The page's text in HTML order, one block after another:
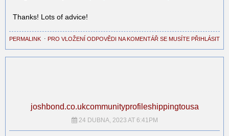
Thanks! Lots of advice!
PERMALINK ⋅ PRO VLOŽENÍ ODPOVĚDI NA KOMENTÁŘ SE MUSÍTE PŘIHLÁSIT
joshbond.co.ukcommunityprofileshippingtousa
24 DUBNA, 2023 AT 6:41PM